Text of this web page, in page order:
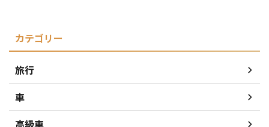
カテゴリー
旅行
車
高級車